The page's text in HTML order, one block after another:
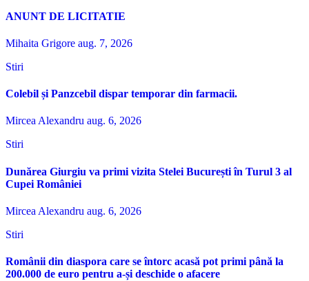
ANUNT DE LICITATIE
Mihaita Grigore aug. 7, 2026
Stiri
Colebil și Panzcebil dispar temporar din farmacii.
Mircea Alexandru aug. 6, 2026
Stiri
Dunărea Giurgiu va primi vizita Stelei București în Turul 3 al
Cupei României
Mircea Alexandru aug. 6, 2026
Stiri
Românii din diaspora care se întorc acasă pot primi până la
200.000 de euro pentru a-și deschide o afacere